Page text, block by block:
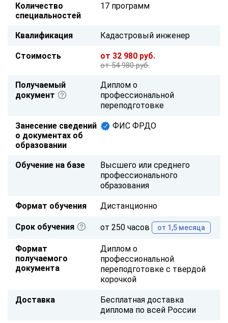
Количество
специальностей
17 программ
Квалификация Кадастровый инженер
Стоимость от 32 980 руб.
от 54 980 руб.
Получаемый
документ
Диплом о
профессиональной
переподготовке
Занесение сведений
о документах об
образовании
ФИС ФРДО
Обучение на базе
Высшего или среднего
профессионального
образования
Формат обучения Дистанционно
Срок обучения от 250 часов от 1,5 месяца
Формат
получаемого
документа
Диплом о
профессиональной
переподготовке с твердой
корочкой
Доставка
Бесплатная доставка
диплома по всей России